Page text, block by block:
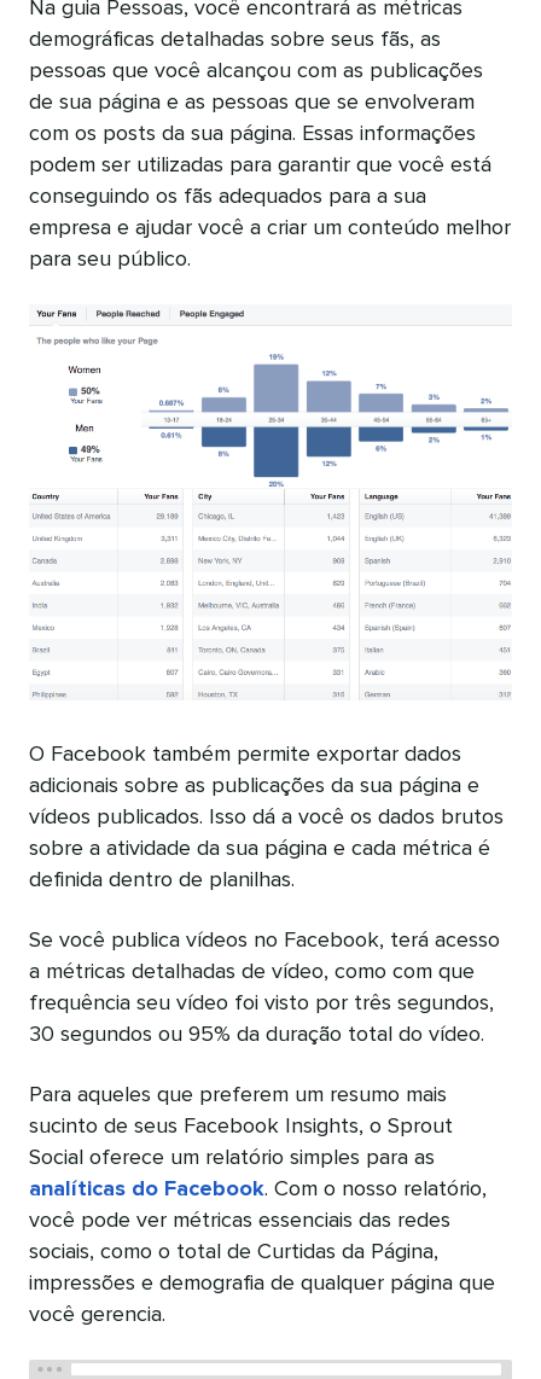
Na guia Pessoas, você encontrará as métricas
demográficas detalhadas sobre seus fãs, as
pessoas que você alcançou com as publicações
de sua página e as pessoas que se envolveram
com os posts da sua página. Essas informações
podem ser utilizadas para garantir que você está
conseguindo os fãs adequados para a sua
empresa e ajudar você a criar um conteúdo melhor
para seu público.
O Facebook também permite exportar dados
adicionais sobre as publicações da sua página e
vídeos publicados. Isso dá a você os dados brutos
sobre a atividade da sua página e cada métrica é
definida dentro de planilhas.
Se você publica vídeos no Facebook, terá acesso
a métricas detalhadas de vídeo, como com que
frequência seu vídeo foi visto por três segundos,
30 segundos ou 95% da duração total do vídeo.
Para aqueles que preferem um resumo mais
sucinto de seus Facebook Insights, o Sprout
Social oferece um relatório simples para as
analíticas do Facebook. Com o nosso relatório,
você pode ver métricas essenciais das redes
sociais, como o total de Curtidas da Página,
impressões e demografia de qualquer página que
você gerencia.